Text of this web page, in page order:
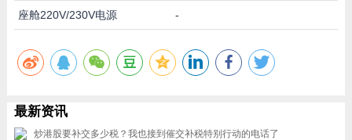
座舱220V/230V电源 -
最新资讯
炒港股要补交多少税？我也接到催交补税特别行动的电话了